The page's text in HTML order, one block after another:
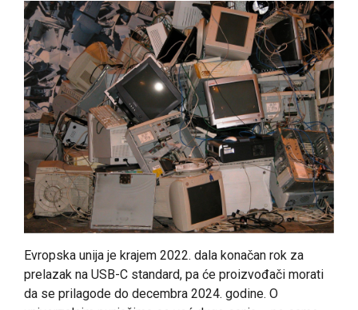
Evropska unija je krajem 2022. dala konačan rok za
prelazak na USB-C standard, pa će proizvođači morati
da se prilagode do decembra 2024. godine. O